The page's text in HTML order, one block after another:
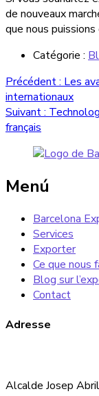
de nouveaux
que nous
Catégorie :
Navigation
de
l’article
Précédent : Article
Les
internationaux
Suivant : Article
français
Menú
Barcelona
Services
Exporter
Ce que nous
Blog sur
Contact
Adresse
Alcalde Josep